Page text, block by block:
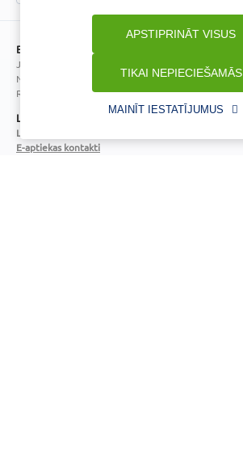
TIKAI NEPIECIEŠAMĀS
APSTIPRINĀT VISUS
MAINĪT IESTATĪJUMUS
BENU lojalitātes programmas noteikumi
BENU Aptieka Latvija, SIA
Juridiskā adrese / Faktiskā adrese:
Noliktavu iela 5, Dreiliņi, Stopiņu novads, LV-2130
Reģistrācijas Nr.: 40003252167
Licence
Licences numurs:
E-aptiekas kontakti